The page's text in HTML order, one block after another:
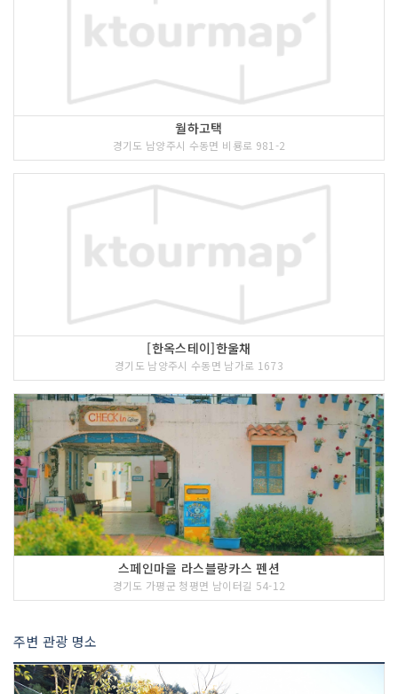
월하고택
경기도 남양주시 수동면 비룡로 981-2
[한옥스테이]한울채
경기도 남양주시 수동면 남가로 1673
스페인마을 라스블랑카스 펜션
경기도 가평군 청평면 남이터길 54-12
주변 관광 명소